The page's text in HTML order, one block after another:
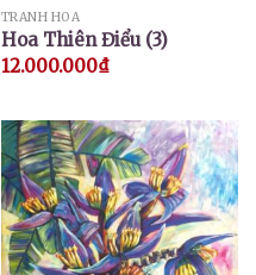
TRANH HOA
Hoa Thiên Điểu (3)
12.000.000₫